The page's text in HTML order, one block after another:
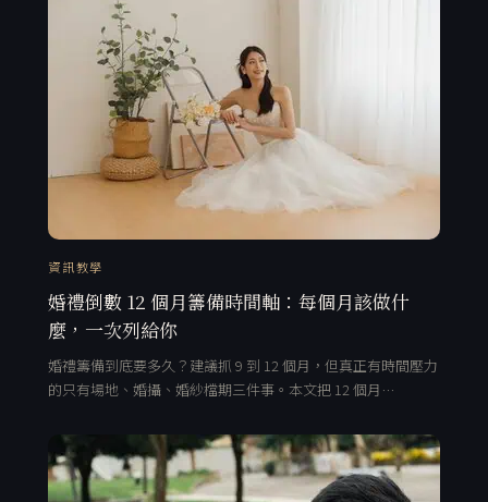
資訊教學
婚禮倒數 12 個月籌備時間軸：每個月該做什
麼，一次列給你
婚禮籌備到底要多久？建議抓 9 到 12 個月，但真正有時間壓力
的只有場地、婚攝、婚紗檔期三件事。本文把 12 個月…